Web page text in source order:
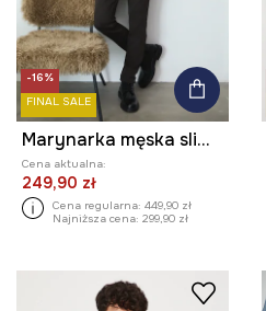
-16%
FINAL SALE
Marynarka męska slim wzorzysta
Cena aktualna:
249,90 zł
Cena regularna: 449,90 zł
Najniższa cena: 299,90 zł